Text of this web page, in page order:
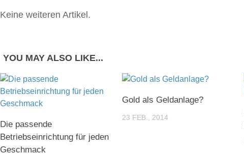
Keine weiteren Artikel.
YOU MAY ALSO LIKE...
Die passende
Betriebseinrichtung für jeden
Geschmack
Gold als Geldanlage?
23 FEB., 2014